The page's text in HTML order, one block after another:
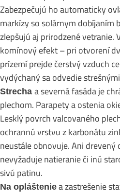
Zabezpečujú ho automaticky
markízy so solárnym dobíjaním
zlepšujú aj prirodzené vetranie.
komínový efekt – pri otvorení
prízemí prejde čerstvý vzduch
vydýchaný sa odvedie
Strecha a severná fasáda je
plechom. Parapety a ostenia
Lesklý povrch valcovaného
ochrannú vrstvu z karbonátu
neustále obnovuje. Ani
nevyžaduje natieranie či inú
sivú patinu.
Na opláštenie a zastrešenie